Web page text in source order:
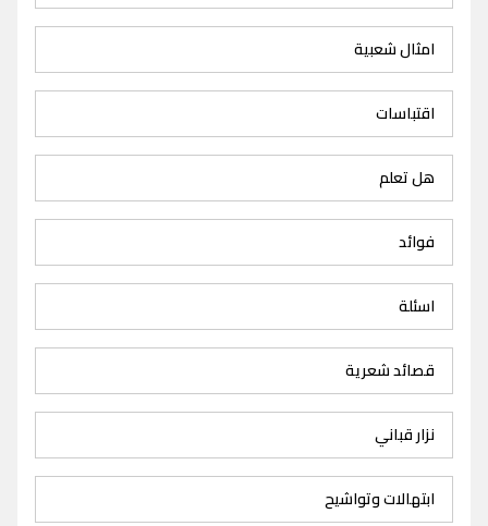
امثال شعبية
اقتباسات
هل تعلم
فوائد
اسئلة
قصائد شعرية
نزار قباني
ابتهالات وتواشيح